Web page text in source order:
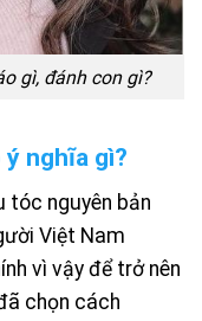
gì, đánh con gì?
nghĩa gì?
tóc nguyên bản
Việt Nam
vì vậy để trở nên
chọn cách